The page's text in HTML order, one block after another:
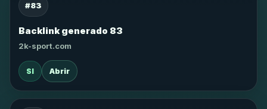
#83
Backlink generado 83
2k-sport.com
SI Abrir